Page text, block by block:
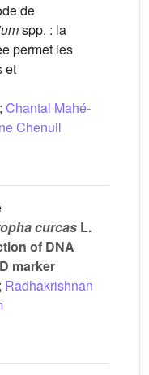
de
spp. : la
permet les
et
; Chantal Mahé-
Chenuil
curcas L.
of DNA
marker
; Radhakrishnan